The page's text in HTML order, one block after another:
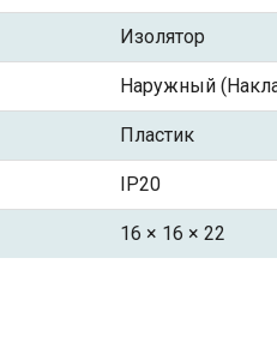
Изолятор
Наружный
Пластик
IP20
16 × 16 × 22